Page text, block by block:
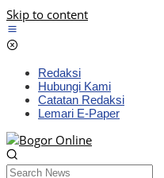
Skip to content
Redaksi
Hubungi Kami
Catatan Redaksi
Lemari E-Paper